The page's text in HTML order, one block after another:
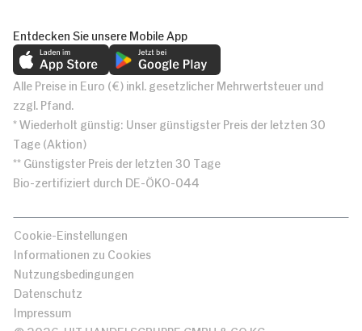
Entdecken Sie unsere Mobile App
Alle Preise in Euro (€) inkl. gesetzlicher Mehrwertsteuer und
zzgl. Pfand.
* Wiederholt günstig: Unser günstigster Preis der letzten 30
Tage (Aktion)
** Günstigster Preis der letzten 30 Tage
Bio-zertifiziert durch DE-ÖKO-044
Cookie-Einstellungen
Informationen zu Cookies
Nutzungsbedingungen
Datenschutz
Impressum